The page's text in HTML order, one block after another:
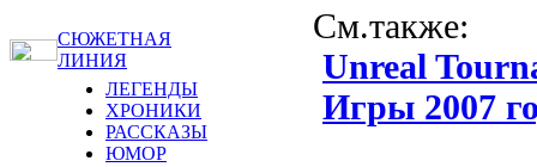
СЮЖЕТНАЯ
ЛИНИЯ
ЛЕГЕНДЫ
ХРОНИКИ
РАССКАЗЫ
ЮМОР
См.также:
Unreal
Игры 2007